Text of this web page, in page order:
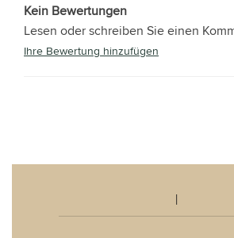
Kein Bewertungen
Lesen oder schreiben Sie einen
Ihre Bewertung hinzufügen